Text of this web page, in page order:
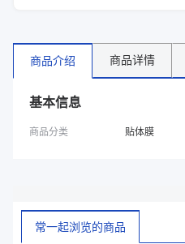
商品介绍 商品详情
基本信息
商品分类 贴体膜
常一起浏览的商品